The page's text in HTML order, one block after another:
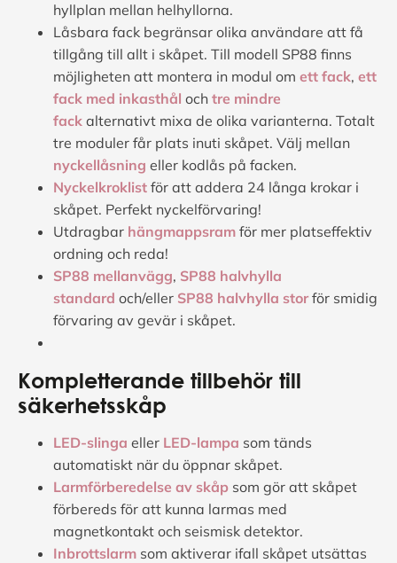
hyllplan mellan helhyllorna.
Låsbara fack begränsar olika användare att få
tillgång till allt i skåpet. Till modell SP88 finns
möjligheten att montera in modul om ett fack, ett
fack med inkasthål och tre mindre
fack alternativt mixa de olika varianterna. Totalt
tre moduler får plats inuti skåpet. Välj mellan
nyckellåsning eller kodlås på facken.
Nyckelkroklist för att addera 24 långa krokar i
skåpet. Perfekt nyckelförvaring!
Utdragbar hängmappsram för mer platseffektiv
ordning och reda!
SP88 mellanvägg, SP88 halvhylla
standard och/eller SP88 halvhylla storför smidig
förvaring av gevär i skåpet.
Kompletterande tillbehör till
säkerhetsskåp
LED-slinga eller LED-lampa som tänds
automatiskt när du öppnar skåpet.
Larmförberedelse av skåp som gör att skåpet
förbereds för att kunna larmas med
magnetkontakt och seismisk detektor.
Inbrottslarm som aktiverar ifall skåpet utsättas